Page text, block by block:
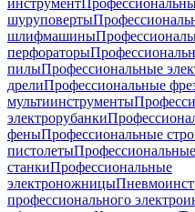
инструмент
шуруповерты
шлифмашины
перфораторы
пилыПрофессиональные
дрелиПрофессиональные
мультиинструменты
электрорубанки
феныПрофессиональные
пистолеты
станкиПрофессиональные
электроножницы
профессионального